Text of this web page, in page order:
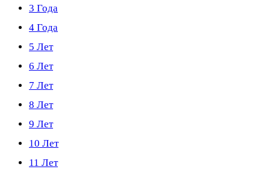
3 Года
4 Года
5 Лет
6 Лет
7 Лет
8 Лет
9 Лет
10 Лет
11 Лет